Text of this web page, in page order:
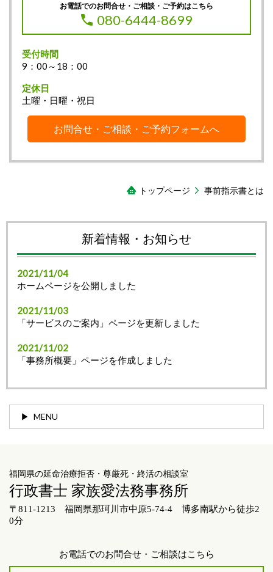
お電話でのお問合せ・ご相談・ご予約はこちら
080-6444-8699
受付時間
9：00～18：00
定休日
土曜・日曜・祝日
お問合せ・ご相談・ご予約フォームへ
トップページ 事前指示書とは
新着情報・お知らせ
2021/11/04
ホームページを公開しました
2021/11/03
「サービスのご案内」ページを更新しました
2021/11/02
「事務所概要」ページを作成しました
MENU
福岡県の延命治療拒否・尊厳死・終活の相談室
行政書士 家族愛法務事務所
〒811-1213 福岡県那珂川市中原5-74-4 博多南駅から徒歩2
0分
お電話でのお問合せ・ご相談はこちら